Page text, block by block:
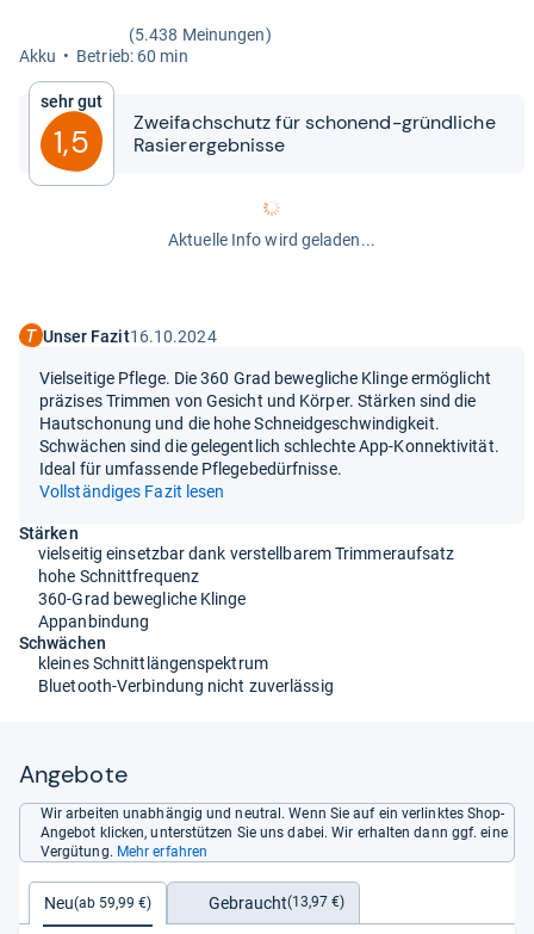
(5.438 Meinungen)
Akku
Betrieb: 60 min
Sehr gut
1,5
Zwei­fach­schutz für scho­nend-​​gründ­li­che
Rasie­rer­geb­nisse
Aktuelle Info wird geladen...
Unser Fazit16.10.2024
Vielseitige Pflege. Die 360 Grad bewegliche Klinge ermöglicht
präzises Trimmen von Gesicht und Körper. Stärken sind die
Hautschonung und die hohe Schneidgeschwindigkeit.
Schwächen sind die gelegentlich schlechte App-Konnektivität.
Ideal für umfassende Pflegebedürfnisse.
Vollständiges Fazit lesen
Stärken
vielseitig einsetzbar dank verstellbarem Trimmeraufsatz
hohe Schnittfrequenz
360-Grad bewegliche Klinge
Appanbindung
Schwächen
kleines Schnittlängenspektrum
Bluetooth-Verbindung nicht zuverlässig
Angebote
Wir arbeiten unabhängig und neutral. Wenn Sie auf ein verlinktes Shop-
Angebot klicken, unterstützen Sie uns dabei. Wir erhalten dann ggf. eine
Vergütung. Mehr erfahren
Neu(ab 59,99 €) Gebraucht(13,97 €)